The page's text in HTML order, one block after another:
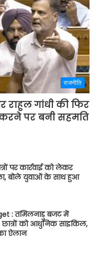
राजनीति
राहुल गांधी की फिर
पर बनी सहमति
पर कार्रवाई को लेकर
बोले युवाओं के साथ हुआ
: तमिलनाडु बजट में
को आधुनिक साइकिल,
ऐलान